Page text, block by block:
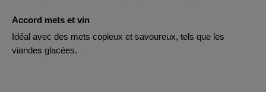
Accord mets et vin
Idéal avec des mets copieux et savoureux, tels que les
viandes glacées.